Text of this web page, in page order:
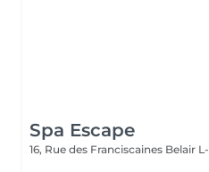
Spa Escape
16, Rue des Franciscaines Belair